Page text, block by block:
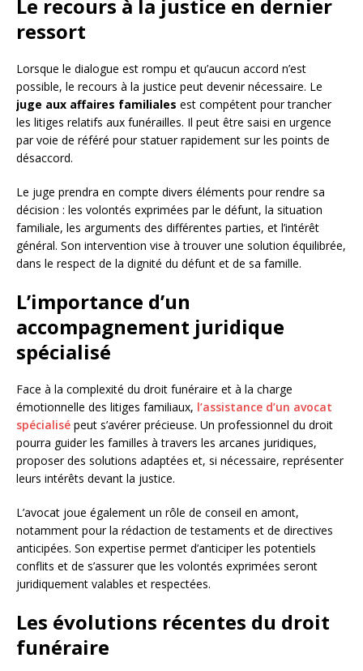
Le recours à la justice en dernier
ressort
Lorsque le dialogue est rompu et qu’aucun accord n’est
possible, le recours à la justice peut devenir nécessaire. Le
juge aux affaires familiales est compétent pour trancher
les litiges relatifs aux funérailles. Il peut être saisi en urgence
par voie de référé pour statuer rapidement sur les points de
désaccord.
Le juge prendra en compte divers éléments pour rendre sa
décision : les volontés exprimées par le défunt, la situation
familiale, les arguments des différentes parties, et l’intérêt
général. Son intervention vise à trouver une solution équilibrée,
dans le respect de la dignité du défunt et de sa famille.
L’importance d’un
accompagnement juridique
spécialisé
Face à la complexité du droit funéraire et à la charge
émotionnelle des litiges familiaux, l’assistance d’un avocat
spécialisé peut s’avérer précieuse. Un professionnel du droit
pourra guider les familles à travers les arcanes juridiques,
proposer des solutions adaptées et, si nécessaire, représenter
leurs intérêts devant la justice.
L’avocat joue également un rôle de conseil en amont,
notamment pour la rédaction de testaments et de directives
anticipées. Son expertise permet d’anticiper les potentiels
conflits et de s’assurer que les volontés exprimées seront
juridiquement valables et respectées.
Les évolutions récentes du droit
funéraire